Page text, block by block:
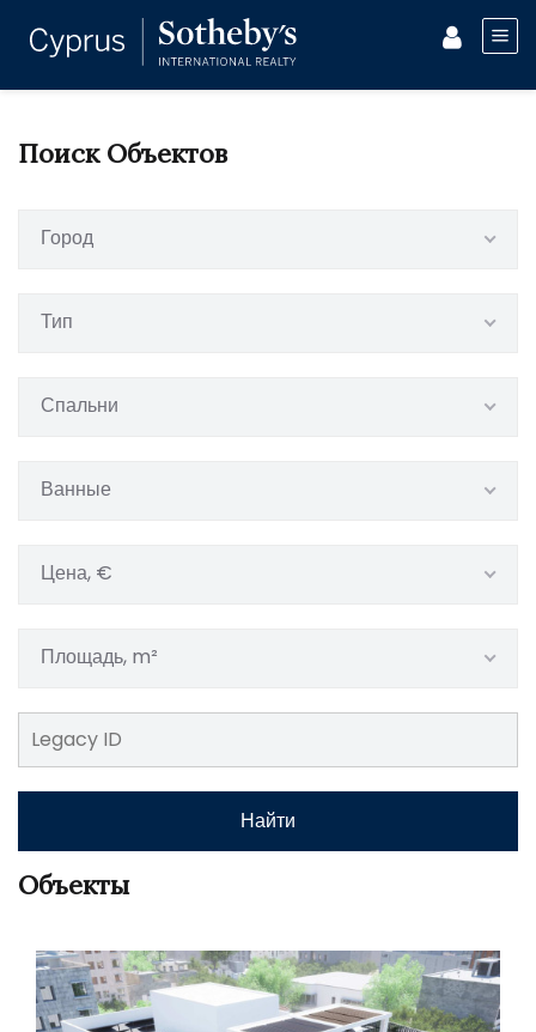
Поиск Объектов
Город
Тип
Спальни
Ванные
Цена, €
Площадь, m²
Найти
Объекты